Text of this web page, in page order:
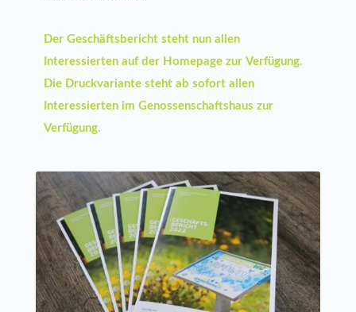
Der Geschäftsbericht steht nun allen
Interessierten auf der Homepage zur Verfügung.
Die Druckvariante steht ab sofort allen
Interessierten im Genossenschaftshaus zur
Verfügung.